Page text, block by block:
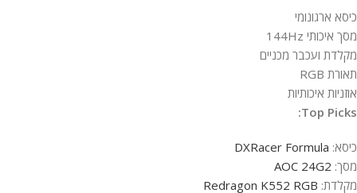
כיסא ארגונומי
מסך איכותי 144Hz
מקלדת ועכבר מכניים
תאורת RGB
אוזניות איכותיות
Top Picks:
כיסא: DXRacer Formula
מסך: AOC 24G2
מקלדת: Redragon K552 RGB